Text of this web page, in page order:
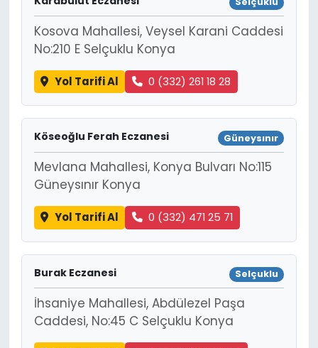
Kosova Mahallesi, Veysel Karani Caddesi
No:210 E Selçuklu Konya
Yol Tarifi Al 0 (332) 261 18 28
Köseoğlu Ferah Eczanesi Güneysınır
Mevlana Mahallesi, Konya Bulvarı No:115
Güneysınır Konya
Yol Tarifi Al 0 (332) 471 25 71
Burak Eczanesi Selçuklu
İhsaniye Mahallesi, Abdülezel Paşa
Caddesi, No:45 C Selçuklu Konya